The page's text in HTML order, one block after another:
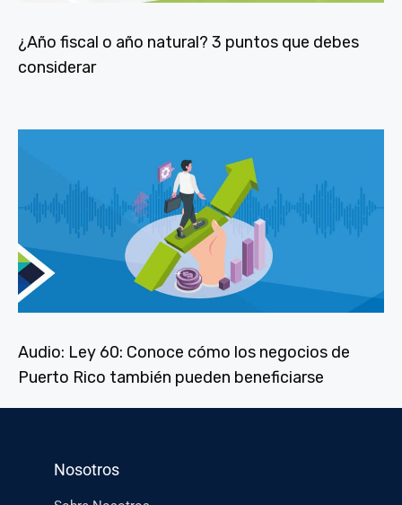
¿Año fiscal o año natural? 3 puntos que debes
considerar
Audio: Ley 60: Conoce cómo los negocios de
Puerto Rico también pueden beneficiarse
Nosotros